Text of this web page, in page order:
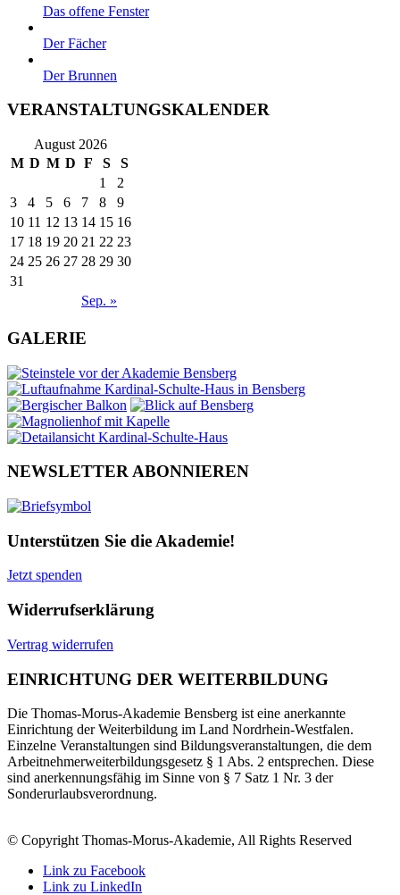
Das offene Fenster
Der Fächer
Der Brunnen
VERANSTALTUNGSKALENDER
August 2026
M D M D F S S
Sep. »
1
2
3
4 5 6 7 8
9
10 11 12 13 14 15 16
17 18 19 20 21 22 23
24 25 26 27 28 29 30
31
GALERIE
NEWSLETTER ABONNIEREN
Unterstützen Sie die Akademie!
Jetzt spenden
Widerrufserklärung
Vertrag widerrufen
EINRICHTUNG DER WEITERBILDUNG
Die Thomas-Morus-Akademie Bensberg ist eine anerkannte
Einrichtung der Weiterbildung im Land Nordrhein-Westfalen.
Einzelne Veranstaltungen sind Bildungsveranstaltungen, die dem
Arbeitnehmerweiterbildungsgesetz § 1 Abs. 2 entsprechen. Diese
sind anerkennungsfähig im Sinne von § 7 Satz 1 Nr. 3 der
Sonderurlaubsverordnung.
© Copyright Thomas-Morus-Akademie, All Rights Reserved
Link zu Facebook
Link zu LinkedIn